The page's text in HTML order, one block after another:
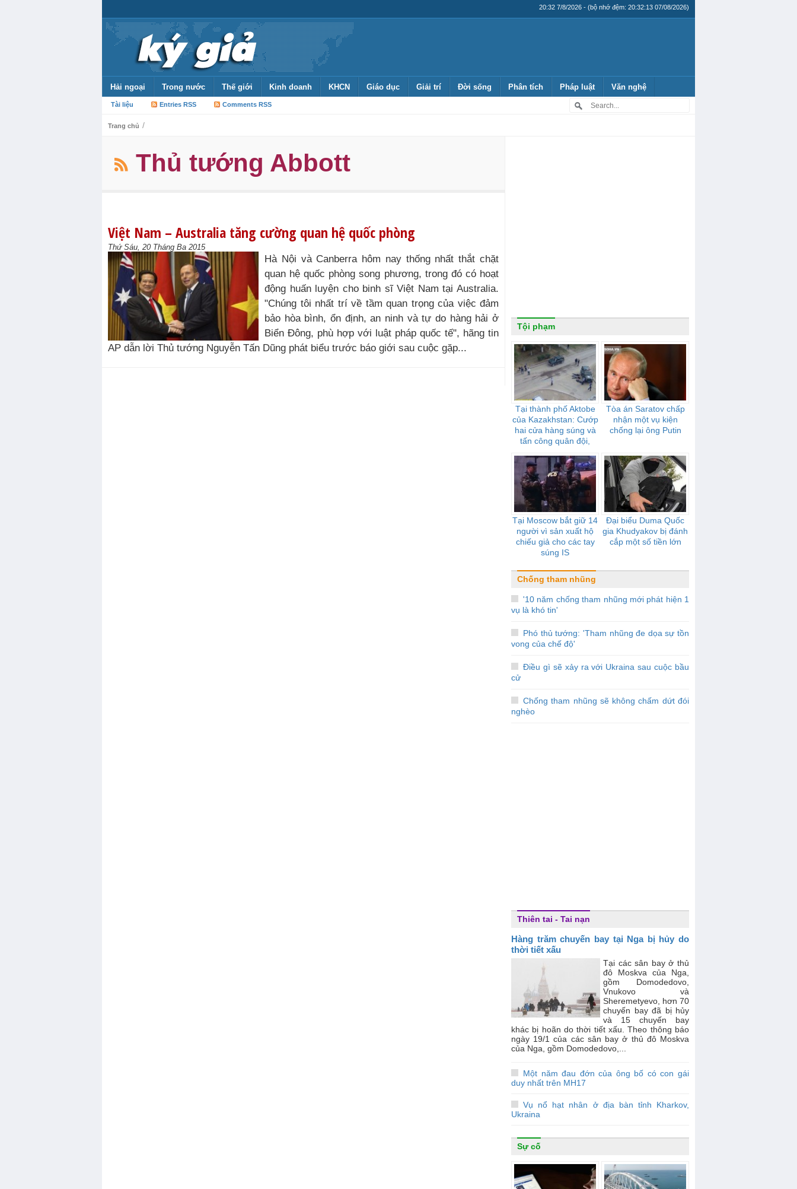
20:32 7/8/2026 - (bộ nhớ đệm: 20:32:13 07/08/2026)
Hải ngoại Trong nước Thế giới Kinh doanh KHCN Giáo dục Giải trí Đời sống Phân tích Pháp luật Văn nghệ
Tài liệu Entries RSS Comments RSS
Trang chủ /
Thủ tướng Abbott
Việt Nam – Australia tăng cường quan hệ quốc phòng
Thứ Sáu, 20 Tháng Ba 2015
Hà Nội và Canberra hôm nay thống nhất thắt chặt
quan hệ quốc phòng song phương, trong đó có hoạt
động huấn luyện cho binh sĩ Việt Nam tại Australia.
"Chúng tôi nhất trí về tầm quan trọng của việc đảm
bảo hòa bình, ổn định, an ninh và tự do hàng hải ở
Biển Đông, phù hợp với luật pháp quốc tế", hãng tin
AP dẫn lời Thủ tướng Nguyễn Tấn Dũng phát biểu trước báo giới sau cuộc gặp...
Tội phạm
Tại thành phố Aktobe
của Kazakhstan: Cướp
hai cửa hàng súng và
tấn công quân đội,
Tòa án Saratov chấp
nhận một vụ kiện
chống lại ông Putin
Tại Moscow bắt giữ 14
người vì sản xuất hộ
chiếu giả cho các tay
súng IS
Đại biểu Duma Quốc
gia Khudyakov bị đánh
cắp một số tiền lớn
Chống tham nhũng
'10 năm chống tham nhũng mới phát hiện 1
vụ là khó tin'
Phó thủ tướng: 'Tham nhũng đe dọa sự tồn
vong của chế độ'
Điều gì sẽ xảy ra với Ukraina sau cuộc bầu
cử
Chống tham nhũng sẽ không chấm dứt đói
nghèo
Thiên tai - Tai nạn
Hàng trăm chuyến bay tại Nga bị hủy do
thời tiết xấu
Tại các sân bay ở thủ
đô Moskva của Nga,
gồm Domodedovo,
Vnukovo và
Sheremetyevo, hơn 70
chuyến bay đã bị hủy
và 15 chuyến bay
khác bị hoãn do thời tiết xấu. Theo thông báo
ngày 19/1 của các sân bay ở thủ đô Moskva
của Nga, gồm Domodedovo,...
Một năm đau đớn của ông bố có con gái
duy nhất trên MH17
Vụ nổ hạt nhân ở địa bàn tỉnh Kharkov,
Ukraina
Sự cố